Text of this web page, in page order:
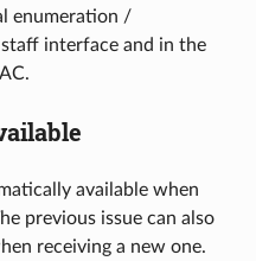
enumeration /
interface and in the
available when
previous issue can also
receiving a new one.